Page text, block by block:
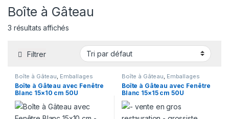
Boîte à Gâteau
3 résultats affichés
Filtrer
Boîte à Gâteau, Emballages
Boîte à Gâteau avec Fenêtre
Blanc 15×10 cm 50U
Boîte à Gâteau, Emballages
Boîte à Gâteau avec Fenêtre
Blanc 15×15 cm 50U